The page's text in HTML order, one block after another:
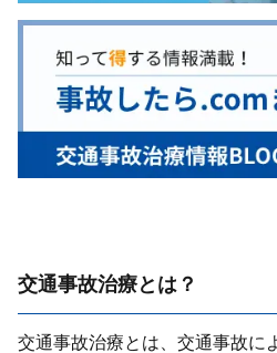
交通事故治療とは？
交通事故治療とは、交通事故に